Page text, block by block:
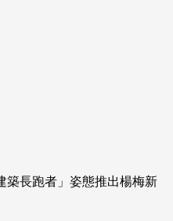
築長跑者」姿態推出楊梅新